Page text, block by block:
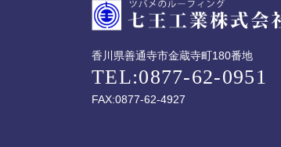
香川県善通寺市金蔵寺町180番地
TEL:0877-62-0951
FAX:0877-62-4927